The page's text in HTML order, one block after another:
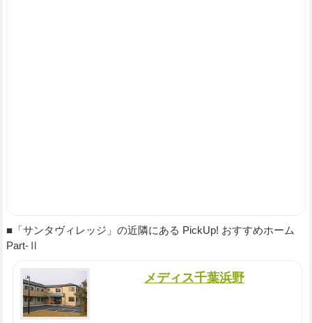
■「サンタヴィレッジ」の近隣にある PickUp! おすすめホーム
Part-Ⅱ
メディス千葉浜野